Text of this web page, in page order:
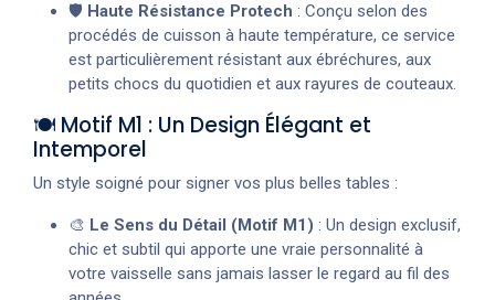
🛡️ Haute Résistance Protech : Conçu selon des
procédés de cuisson à haute température, ce service
est particulièrement résistant aux ébréchures, aux
petits chocs du quotidien et aux rayures de couteaux.
🍽️ Motif M1 : Un Design Élégant et
Intemporel
Un style soigné pour signer vos plus belles tables :
🎨 Le Sens du Détail (Motif M1) : Un design exclusif,
chic et subtil qui apporte une vraie personnalité à
votre vaisselle sans jamais lasser le regard au fil des